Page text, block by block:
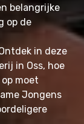
belangrijke
op de
in deze
in Oss, hoe
moet
Jongens